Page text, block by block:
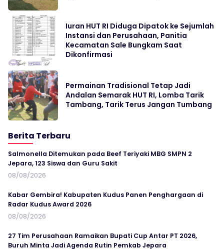
Iuran HUT RI Diduga Dipatok ke Sejumlah
Instansi dan Perusahaan, Panitia
Kecamatan Sale Bungkam Saat
Dikonfirmasi
Permainan Tradisional Tetap Jadi
Andalan Semarak HUT RI, Lomba Tarik
Tambang, Tarik Terus Jangan Tumbang
Berita Terbaru
Salmonella Ditemukan pada Beef Teriyaki MBG SMPN 2
Jepara, 123 Siswa dan Guru Sakit
08/08/2026
Kabar Gembira! Kabupaten Kudus Panen Penghargaan di
Radar Kudus Award 2026
08/08/2026
27 Tim Perusahaan Ramaikan Bupati Cup Antar PT 2026,
Buruh Minta Jadi Agenda Rutin Pemkab Jepara